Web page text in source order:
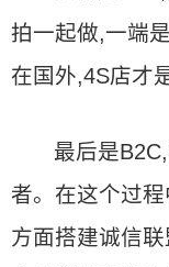
拍一起做,一端
在国外,4S店才
最后是
者。在这个过
方面搭建诚信